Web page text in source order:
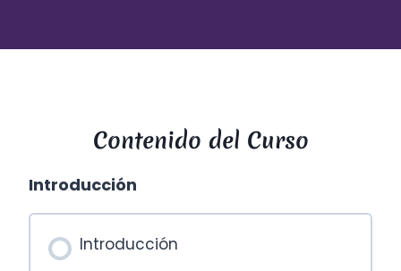
Contenido del Curso
Introducción
Introducción